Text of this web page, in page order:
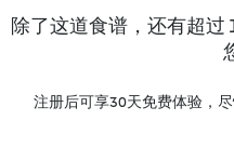
除了这道食谱，还有超过
注册后可享30天免费体验，